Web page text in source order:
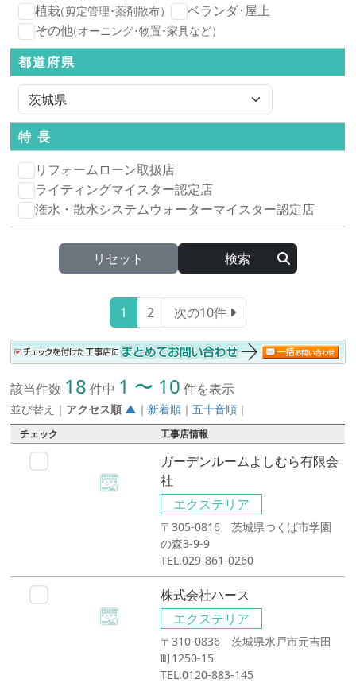
植栽（剪定管理･薬剤散布）
ベランダ･屋上
その他（オーニング･物置･家具など）
都道府県
特 長
リフォームローン取扱店
ライティングマイスター認定店
潅水・散水システムウォーターマイスター認定店
リセット
1 2 次の10件
該当件数 18 件中 1 〜 10 件を表示
並び替え ｜ アクセス順 ▲ ｜ 新着順 ｜五十音順 ｜
チェック 工事店情報
ガーデンルームよしむら有限会
社
エクステリア
〒305-0816 茨城県つくば市学園
の森3-9-9
TEL.029-861-0260
株式会社ハース
エクステリア
〒310-0836 茨城県水戸市元吉田
町1250-15
TEL.0120-883-145